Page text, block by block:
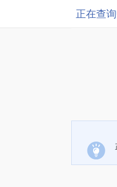
正在查